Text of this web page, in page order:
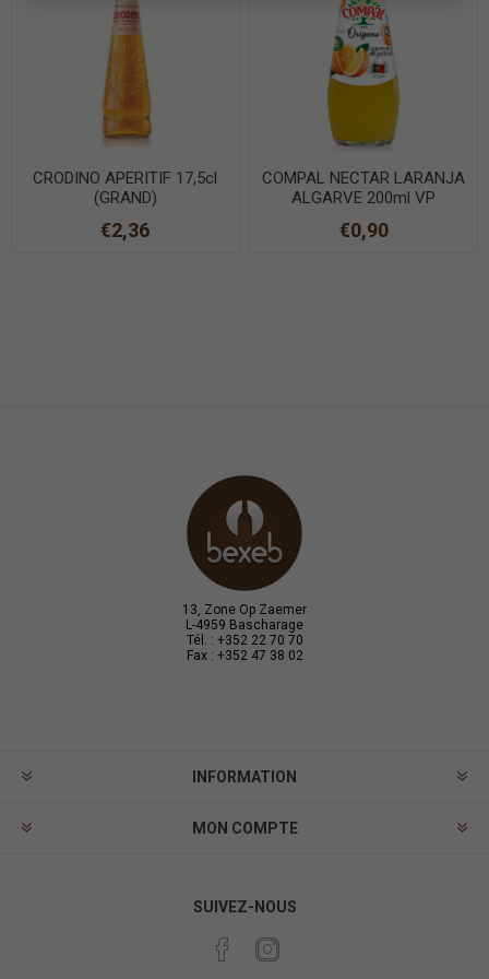
CRODINO APERITIF 17,5cl
(GRAND)
€2,36
COMPAL NECTAR LARANJA
ALGARVE 200ml VP
€0,90
13, Zone Op Zaemer
L-4959 Bascharage
Tél. : +352 22 70 70
Fax : +352 47 38 02
INFORMATION
MON COMPTE
SUIVEZ-NOUS